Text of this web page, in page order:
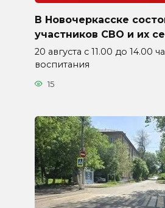
В Новочеркасске
участников СВО и их
20 августа с 11.00 до 14.00
воспитания
15